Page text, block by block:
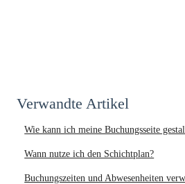
Verwandte Artikel
Wie kann ich meine Buchungsseite
Wann nutze ich den Schichtplan?
Buchungszeiten und Abwesenheiten